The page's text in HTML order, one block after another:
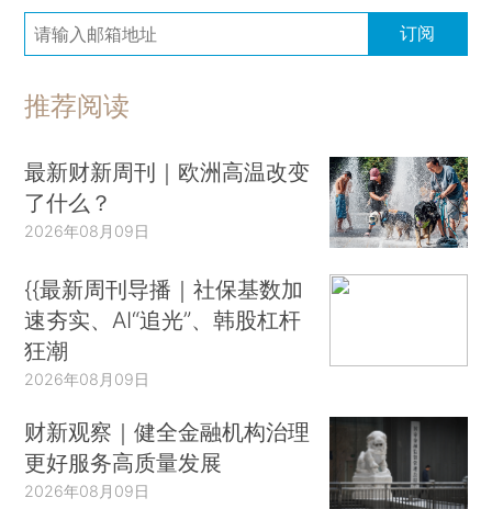
订阅
推荐阅读
最新财新周刊｜欧洲高温改变
了什么？
2026年08月09日
{{最新周刊导播｜社保基数加
速夯实、AI“追光”、韩股杠杆
狂潮
2026年08月09日
财新观察｜健全金融机构治理
更好服务高质量发展
2026年08月09日